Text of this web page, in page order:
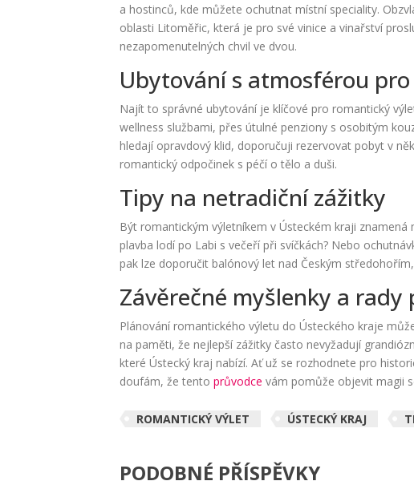
a hostinců, kde můžete ochutnat místní speciality.
oblasti Litoměřic, která je pro své vinice a vinařství
nezapomenutelných chvil ve dvou.
Ubytování s atmosférou
Najít to správné ubytování je klíčové pro romantický
wellness službami, přes útulné penziony s osobitým
hledají opravdový klid, doporučuji rezervovat pobyt v
romantický odpočinek s péčí o tělo a duši.
Tipy na netradiční zážitky
Být romantickým výletníkem v Ústeckém kraji
plavba lodí po Labi s večeří při svíčkách? Nebo
pak lze doporučit balónový let nad Českým
Závěrečné myšlenky a
Plánování romantického výletu do Ústeckého kraje
na paměti, že nejlepší zážitky často nevyžadují
které Ústecký kraj nabízí. Ať už se rozhodnete pro
doufám, že tentoprůvodce vám pomůže objevit magii
ROMANTICKÝ VÝLET ÚSTECKÝ KRAJ
PODOBNÉ PŘÍSPĚVKY